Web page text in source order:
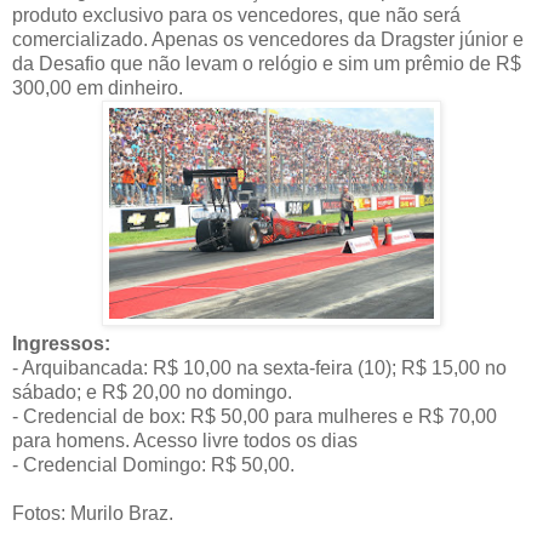
produto exclusivo para os vencedores, que não será
comercializado. Apenas os vencedores da Dragster júnior e
da Desafio que não levam o relógio e sim um prêmio de R$
300,00 em dinheiro.
Ingressos:
- Arquibancada: R$ 10,00 na sexta-feira (10); R$ 15,00 no
sábado; e R$ 20,00 no domingo.
- Credencial de box: R$ 50,00 para mulheres e R$ 70,00
para homens. Acesso livre todos os dias
- Credencial Domingo: R$ 50,00.
Fotos: Murilo Braz.